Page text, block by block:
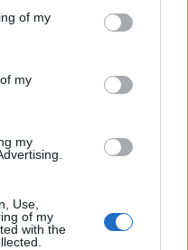
You may click to
its third-party tags to
in below Google
of my
my
my
Use,
of my
with the